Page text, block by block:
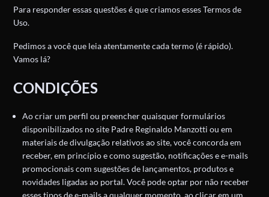
Para responder essas questões é que criamos esses Termos de
Uso.
Pedimos a você que leia atentamente cada termo (é rápido).
Vamos lá?
CONDIÇÕES
Ao criar um perfil ou preencher quaisquer formulários
disponibilizados no site Padre Reginaldo Manzotti ou em
materiais de divulgação relativos ao site, você concorda em
receber, em princípio e como sugestão, notificações e e-mails
promocionais com sugestões de lançamentos, produtos e
novidades ligadas ao portal. Você pode optar por não receber
esses tipos de e-mails a qualquer momento, ao clicar em um